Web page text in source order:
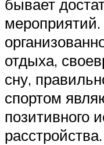
бывает
отдыха,
сну,
спортом
позитивного
расстройства.